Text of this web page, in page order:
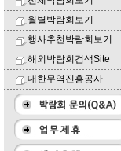
월별박람회보기
행사추천박람회보기
해외박람회검색Site
대한무역진흥공사